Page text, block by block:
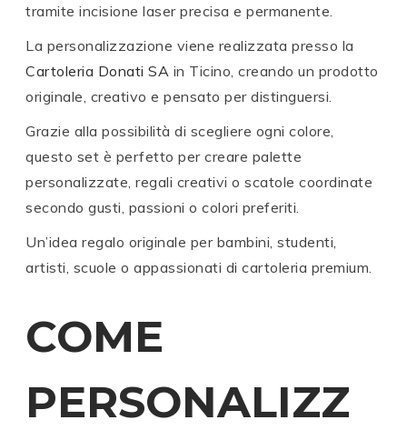
tramite incisione laser precisa e permanente.
La personalizzazione viene realizzata presso la
Cartoleria Donati SA in Ticino, creando un prodotto
originale, creativo e pensato per distinguersi.
Grazie alla possibilità di scegliere ogni colore,
questo set è perfetto per creare palette
personalizzate, regali creativi o scatole coordinate
secondo gusti, passioni o colori preferiti.
Un’idea regalo originale per bambini, studenti,
artisti, scuole o appassionati di cartoleria premium.
COME
PERSONALIZZ